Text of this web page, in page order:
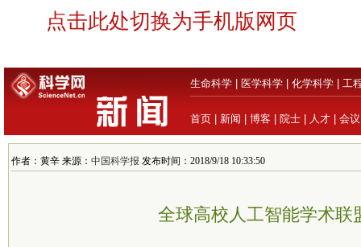
点击此处切换为手机版网页
生命科学 医学科学 化学科学 工
首页 新闻 博客 院士 人才 会议
作者：黄辛 来源： 中国科学报 发布时间：2018/9/18 10:33:50
全球高校人工智能学术联